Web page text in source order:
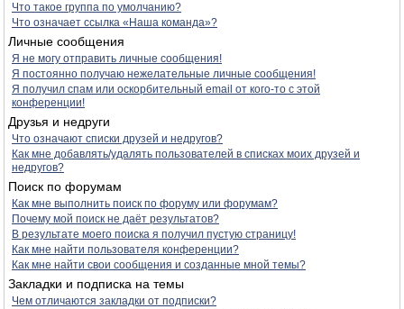
Что такое группа по умолчанию?
Что означает ссылка «Наша команда»?
Личные сообщения
Я не могу отправить личные сообщения!
Я постоянно получаю нежелательные личные сообщения!
Я получил спам или оскорбительный email от кого-то с этой
конференции!
Друзья и недруги
Что означают списки друзей и недругов?
Как мне добавлять/удалять пользователей в списках моих друзей и
недругов?
Поиск по форумам
Как мне выполнить поиск по форуму или форумам?
Почему мой поиск не даёт результатов?
В результате моего поиска я получил пустую страницу!
Как мне найти пользователя конференции?
Как мне найти свои сообщения и созданные мной темы?
Закладки и подписка на темы
Чем отличаются закладки от подписки?